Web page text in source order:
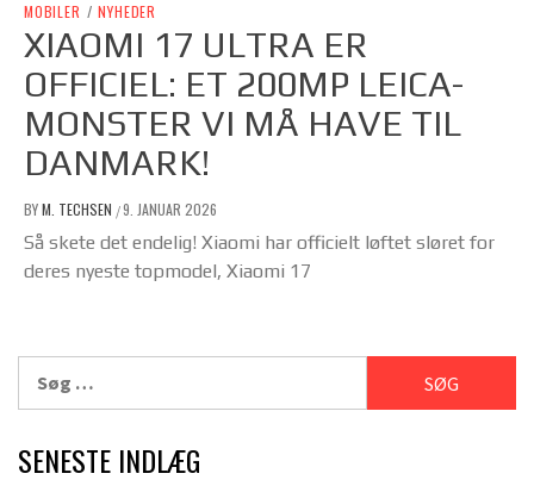
MOBILER / NYHEDER
XIAOMI 17 ULTRA ER
OFFICIEL: ET 200MP LEICA-
MONSTER VI MÅ HAVE TIL
DANMARK!
BYM. TECHSEN /9. JANUAR 2026
Så skete det endelig! Xiaomi har officielt løftet sløret for
deres nyeste topmodel, Xiaomi 17
efter:
SENESTE INDLÆG